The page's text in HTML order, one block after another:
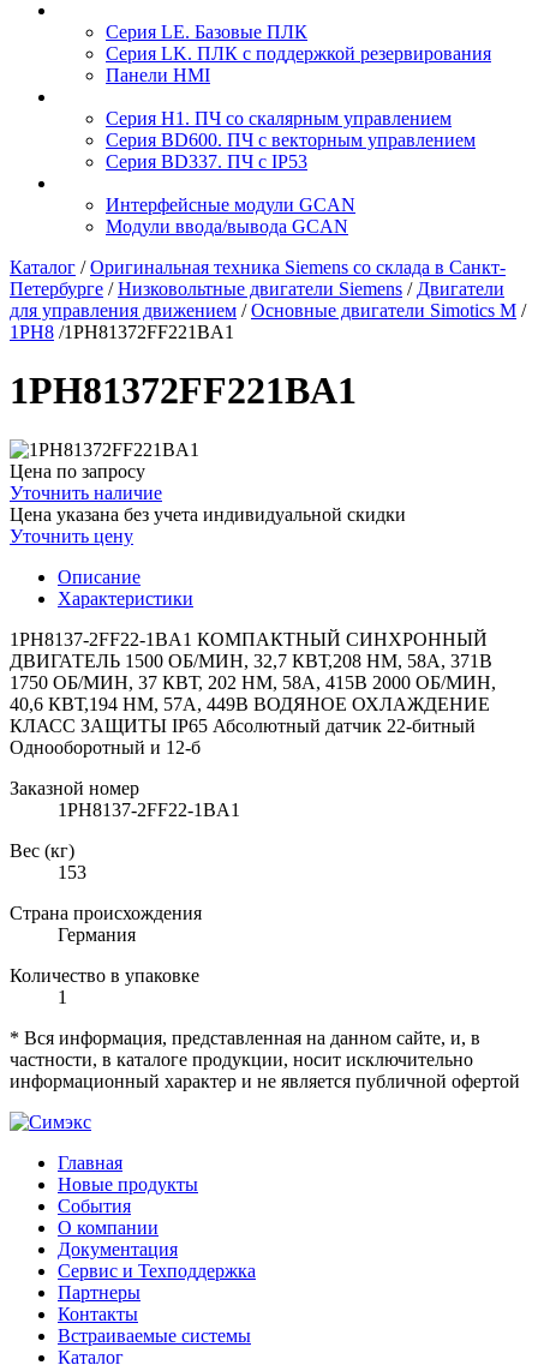
Серия LE. Базовые ПЛК
Серия LK. ПЛК с поддержкой резервирования
Панели HMI
Серия H1. ПЧ со скалярным управлением
Серия BD600. ПЧ с векторным управлением
Серия BD337. ПЧ с IP53
Интерфейсные модули GCAN
Модули ввода/вывода GCAN
Каталог / Оригинальная техника Siemens со склада в Санкт-
Петербурге / Низковольтные двигатели Siemens / Двигатели
для управления движением / Основные двигатели Simotics M /
1PH8 /1PH81372FF221BA1
1PH81372FF221BA1
Цена по запросу
Уточнить наличие
Цена указана без учета индивидуальной скидки
Уточнить цену
Описание
Характеристики
1PH8137-2FF22-1BA1 КОМПАКТНЫЙ СИНХРОННЫЙ
ДВИГАТЕЛЬ 1500 ОБ/МИН, 32,7 КВТ,208 HM, 58A, 371В
1750 ОБ/МИН, 37 КВТ, 202 HM, 58A, 415В 2000 ОБ/МИН,
40,6 КВТ,194 HM, 57A, 449В ВОДЯНОЕ ОХЛАЖДЕНИЕ
КЛАСС ЗАЩИТЫ IP65 Абсолютный датчик 22-битный
Однооборотный и 12-б
Заказной номер
1PH8137-2FF22-1BA1
Вес (кг)
153
Страна происхождения
Германия
Количество в упаковке
1
* Вся информация, представленная на данном сайте, и, в
частности, в каталоге продукции, носит исключительно
информационный характер и не является публичной офертой
Главная
Новые продукты
События
О компании
Документация
Сервис и Техподдержка
Партнеры
Контакты
Встраиваемые системы
Каталог